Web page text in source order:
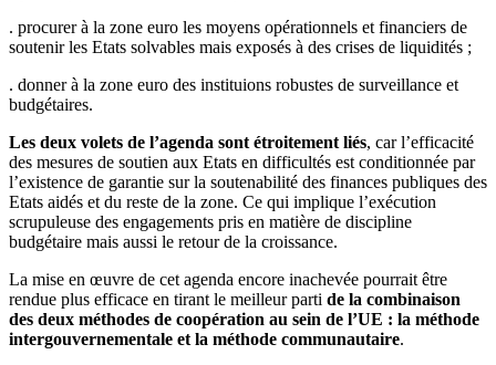
. procurer à la zone euro les moyens opérationnels et financiers de
soutenir les Etats solvables mais exposés à des crises de liquidités ;
. donner à la zone euro des instituions robustes de surveillance et
budgétaires.
Les deux volets de l’agenda sont étroitement liés, car l’efficacité
des mesures de soutien aux Etats en difficultés est conditionnée par
l’existence de garantie sur la soutenabilité des finances publiques des
Etats aidés et du reste de la zone. Ce qui implique l’exécution
scrupuleuse des engagements pris en matière de discipline
budgétaire mais aussi le retour de la croissance.
La mise en œuvre de cet agenda encore inachevée pourrait être
rendue plus efficace en tirant le meilleur parti de la combinaison
des deux méthodes de coopération au sein de l’UE : la méthode
intergouvernementale et la méthode communautaire.